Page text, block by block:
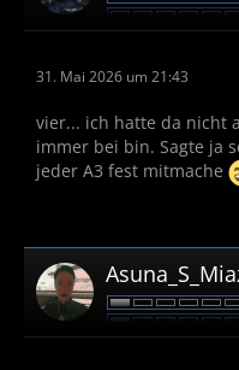
31. Mai 2026 um 21:43
vier... ich hatte da nicht
immer bei bin. Sagte ja
jeder A3 fest mitmache